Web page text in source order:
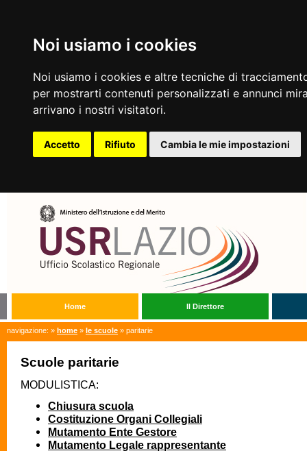
Noi usiamo i cookies
Noi usiamo i cookies e altre tecniche di
per mostrarti contenuti personalizzati e annunci
arrivano i nostri visitatori.
Accetto Rifiuto Cambia le mie impostazioni
Home Il Direttore
navigazione: » home » le scuole » paritarie
Scuole paritarie
MODULISTICA:
Chiusura scuola
Costituzione Organi Collegiali
Mutamento Ente Gestore
Mutamento Legale rappresentante